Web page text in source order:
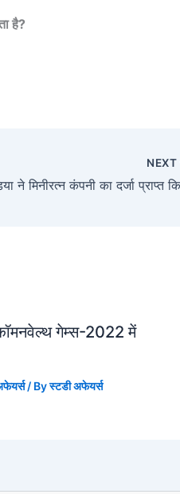
है?
NEXT
ने मिनीरत्न कंपनी का दर्जा प्राप्‍त
गेम्स-2022 में
/ Byस्टडी अफेयर्स